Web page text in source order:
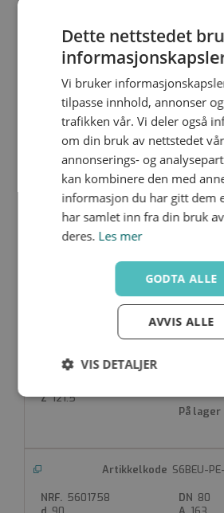
5601755
40
50
75
101.5
88.5
31.5
S6BEU-
5601756
50
63
87
75
115.3
99
S6BEU-
65
75
111
121.5
S6BEU-
5601758
80
Dette nettstedet
Vi bruker
tilpasse innhold, annonser
trafikken vår. Vi deler også
om din bruk av nettstedet
annonserings- og
kan kombinere den med
informasjon du har gitt dem
har samlet inn fra din bruk
deres. Les mer
GODTA ALLE
AVVIS ALLE
VIS DETALJER
Strengt
Ytelse
Funksjonalitet